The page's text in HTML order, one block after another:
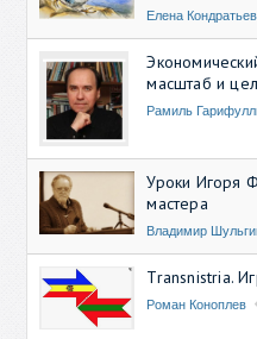
Елена
масштаб и
Рамиль
Уроки Игоря
мастера
Владимир
Transnistria.
Роман Коноплев